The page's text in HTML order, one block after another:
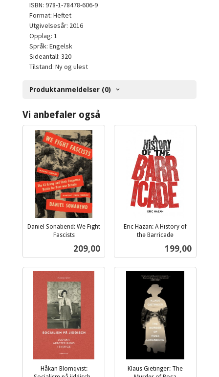
ISBN: 978-1-78478-606-9
Format: Heftet
Utgivelsesår: 2016
Opplag: 1
Språk: Engelsk
Sideantall: 320
Tilstand: Ny og ulest
Produktanmeldelser (0)
Vi anbefaler også
Daniel Sonabend: We Fight
Fascists
Pris
209,00
Eric Hazan: A History of
the Barricade
Pris
199,00
Håkan Blomqvist:
Klaus Gietinger: The